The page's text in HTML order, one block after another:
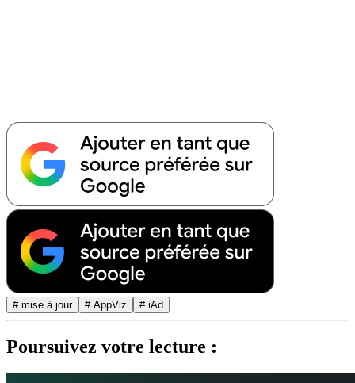
# mise à jour # AppViz # iAd
Poursuivez votre lecture :